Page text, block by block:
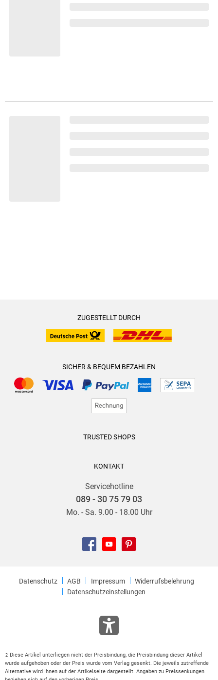
ZUGESTELLT DURCH
SICHER & BEQUEM BEZAHLEN
TRUSTED SHOPS
KONTAKT
Servicehotline
089 - 30 75 79 03
Mo. - Sa. 9.00 - 18.00 Uhr
Datenschutz AGB Impressum
Widerrufsbelehrung
Datenschutzeinstellungen
2
Diese Artikel unterliegen nicht der Preisbindung, die Preisbindung dieser Artikel
wurde aufgehoben oder der Preis wurde vom Verlag gesenkt. Die jeweils zutreffende
Alternative wird Ihnen auf der Artikelseite dargestellt. Angaben zu Preissenkungen